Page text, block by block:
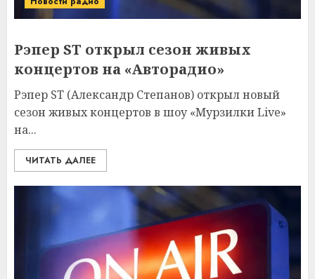
Рэпер ST открыл сезон живых
концертов на «Авторадио»
Рэпер ST (Александр Степанов) открыл новый
сезон живых концертов в шоу «Мурзилки Live»
на...
ЧИТАТЬ ДАЛЕЕ